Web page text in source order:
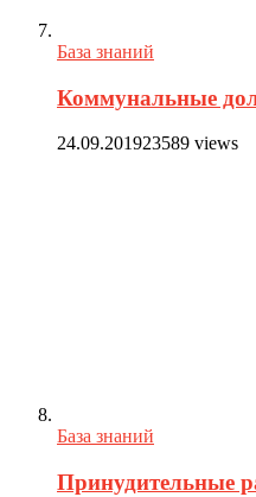
База знаний
Коммунальные
24.09.201923589 views
База знаний
Принудительные